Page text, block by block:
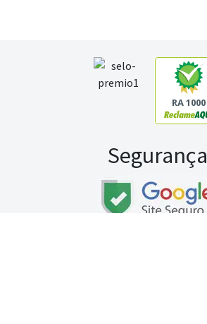
RA 1000
Segurança